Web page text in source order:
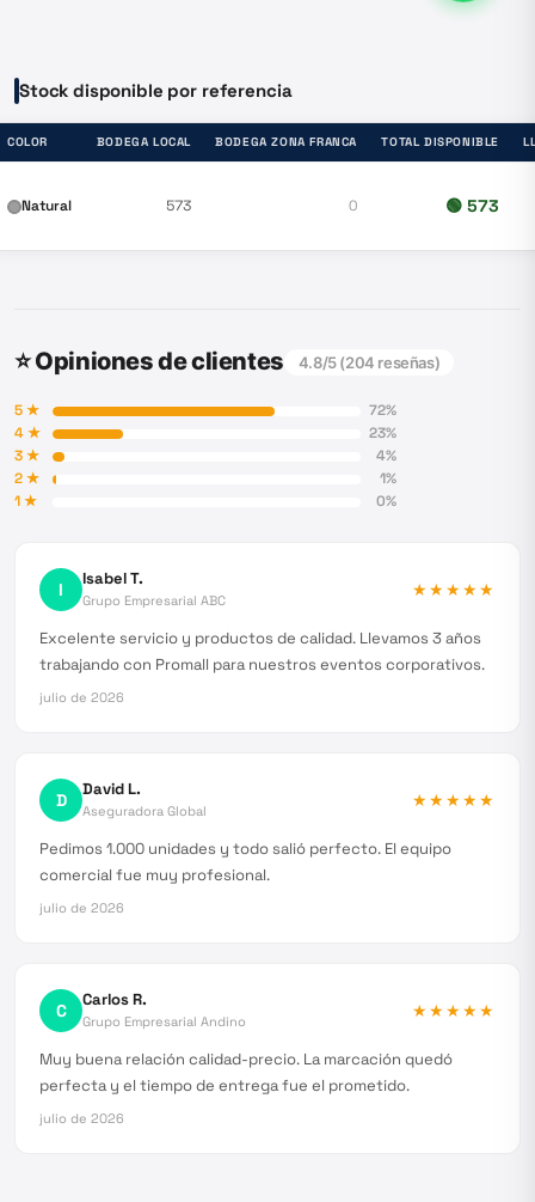
Stock disponible por referencia
COLOR BODEGA LOCAL BODEGA ZONA FRANCA TOTAL DISPONIBLE
Natural 573 0 🟢 573
⭐ Opiniones de clientes 4.8/5 (204 reseñas)
5★ 72%
4★ 23%
3★ 4%
2★ 1%
1★ 0%
I Isabel T.
Grupo Empresarial ABC
★★★★★
Excelente servicio y productos de calidad. Llevamos 3 años
trabajando con Promall para nuestros eventos corporativos.
julio de 2026
D David L.
Aseguradora Global
★★★★★
Pedimos 1.000 unidades y todo salió perfecto. El equipo
comercial fue muy profesional.
julio de 2026
C Carlos R.
Grupo Empresarial Andino
★★★★★
Muy buena relación calidad-precio. La marcación quedó
perfecta y el tiempo de entrega fue el prometido.
julio de 2026